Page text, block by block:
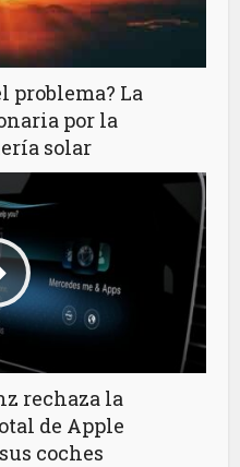
problema? La
por la
solar
rechaza la
de Apple
coches